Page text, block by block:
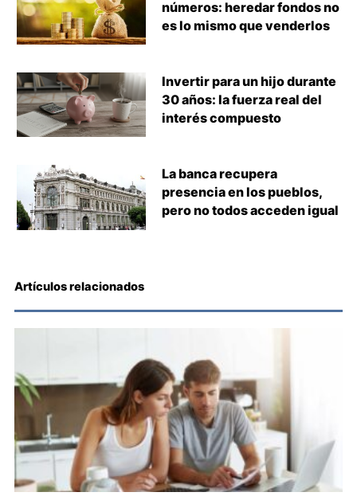
números: heredar fondos no
es lo mismo que venderlos
Invertir para un hijo durante
30 años: la fuerza real del
interés compuesto
La banca recupera
presencia en los pueblos,
pero no todos acceden igual
Artículos relacionados